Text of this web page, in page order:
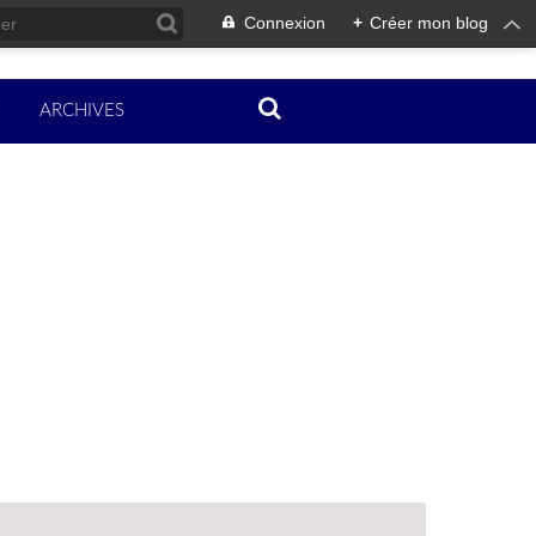
Connexion + Créer mon blog
ARCHIVES